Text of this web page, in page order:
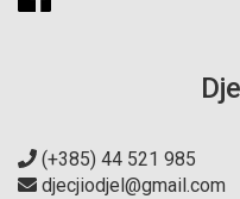
(+385) 44 521 985
djecjiodjel@gmail.com